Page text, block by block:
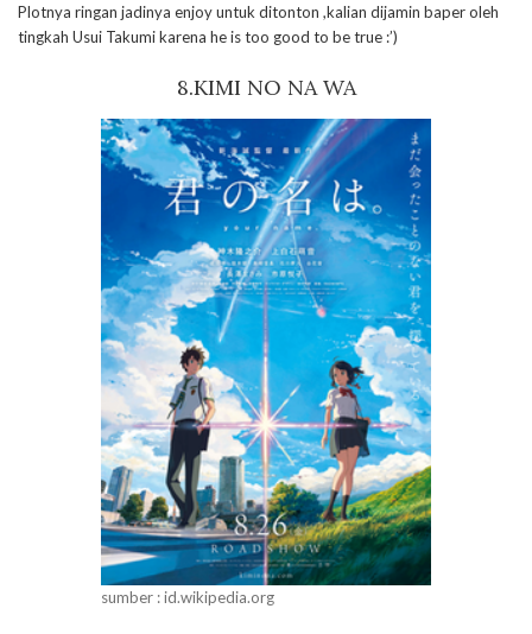
Plotnya ringan jadinya enjoy untuk ditonton ,kalian dijamin baper oleh
tingkah Usui Takumi karena he is too good to be true :’)
8.KIMI NO NA WA
sumber : id.wikipedia.org